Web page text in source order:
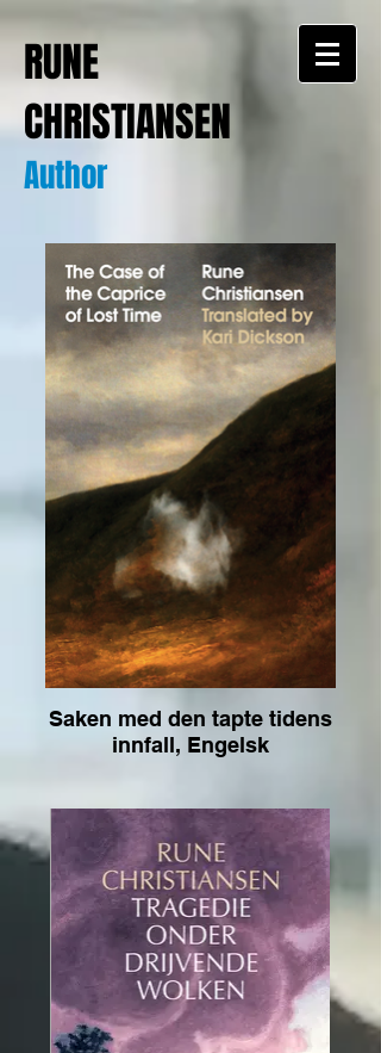
RUNE
CHRISTIANSEN
Author
Saken med den tapte tidens
innfall, Engelsk